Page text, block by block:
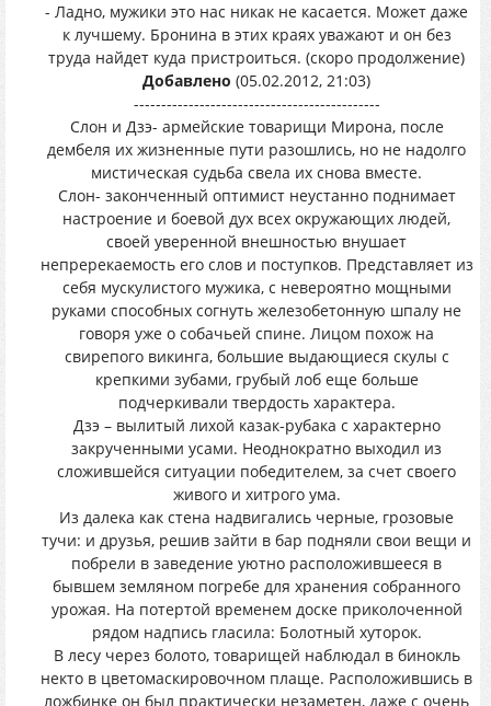
- Ладно, мужики это нас никак не касается. Может даже
к лучшему. Бронина в этих краях уважают и он без
труда найдет куда пристроиться. (скоро продолжение)
Добавлено (05.02.2012, 21:03)
---------------------------------------------
Слон и Дзэ- армейские товарищи Мирона, после
дембеля их жизненные пути разошлись, но не надолго
мистическая судьба свела их снова вместе.
Слон- законченный оптимист неустанно поднимает
настроение и боевой дух всех окружающих людей,
своей уверенной внешностью внушает
непререкаемость его слов и поступков. Представляет из
себя мускулистого мужика, с невероятно мощными
руками способных согнуть железобетонную шпалу не
говоря уже о собачьей спине. Лицом похож на
свирепого викинга, большие выдающиеся скулы с
крепкими зубами, грубый лоб еще больше
подчеркивали твердость характера.
Дзэ – вылитый лихой казак-рубака с характерно
закрученными усами. Неоднократно выходил из
сложившейся ситуации победителем, за счет своего
живого и хитрого ума.
Из далека как стена надвигались черные, грозовые
тучи: и друзья, решив зайти в бар подняли свои вещи и
побрели в заведение уютно расположившееся в
бывшем земляном погребе для хранения собранного
урожая. На потертой временем доске приколоченной
рядом надпись гласила: Болотный хуторок.
В лесу через болото, товарищей наблюдал в бинокль
некто в цветомаскировочном плаще. Расположившись в
ложбинке он был практически незаметен, даже с очень